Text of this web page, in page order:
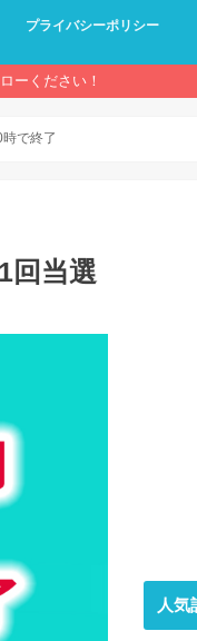
プライバシーポリシー
ーください！
で終了
回当選
人気